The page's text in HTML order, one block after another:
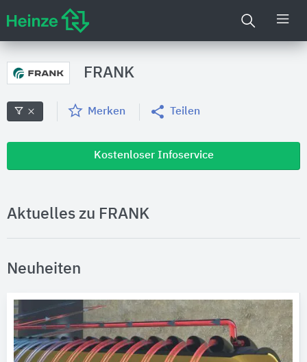
FRANK
Merken Teilen
Kostenloser Infoservice
Aktuelles zu FRANK
Neuheiten